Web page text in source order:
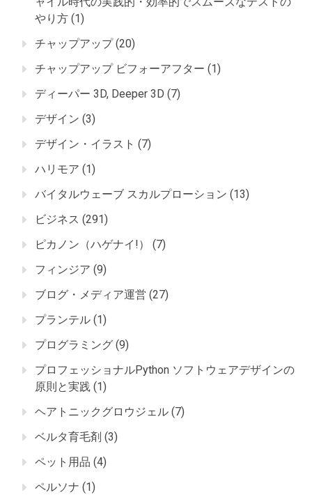
やり方 (1)
チャップアップ(20)
チャップアップ ビフォーアフター (1)
ディーパー 3D, Deeper 3D (7)
デザイン (3)
デザイン・イラスト (7)
ハリモア (1)
バイタルウェーブ スカルプローション (13)
ビジネス (291)
ピカノン（ハゲナイ!）
(7)
フィンジア (9)
ブログ・メディア運営 (27)
プランテル (1)
プログラミング (9)
プロフェッショナルPython ソフトウェアデザインの
原則と実践 (1)
ヘアトニックグロウジェル (7)
ベルタ育毛剤 (3)
ペット用品 (4)
ペルソナ (1)